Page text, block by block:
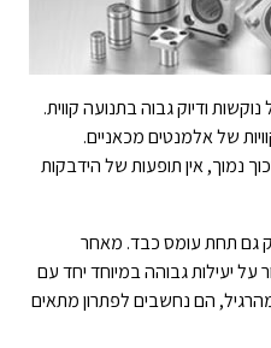
ודיוק גבוה בתנועה קווית.
של אלמנטים מכאניים.
נמוך, אין תופעות של הידבקות
גם תחת עומס כבד. מאחר
על יעילות גבוהה במיוחד יחד עם
הם נחשבים לפתרון מתאים